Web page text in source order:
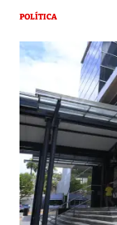
POLÍTICA